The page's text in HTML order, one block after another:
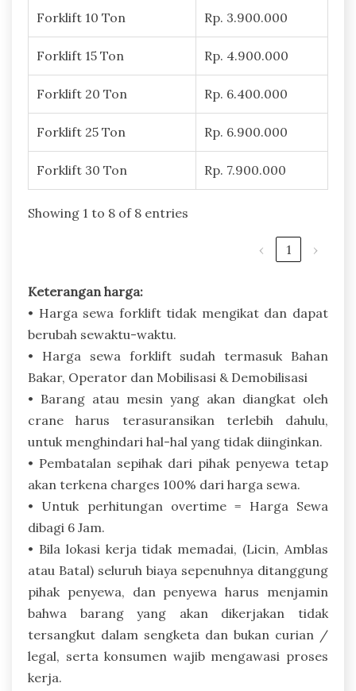
Forklift 10 Ton Rp. 3.900.000
Forklift 15 Ton Rp. 4.900.000
Forklift 20 Ton Rp. 6.400.000
Forklift 25 Ton Rp. 6.900.000
Forklift 30 Ton Rp. 7.900.000
Showing 1 to 8 of 8 entries
‹ 1 ›
Keterangan harga:
• Harga sewa forklift tidak mengikat dan dapat
berubah sewaktu-waktu.
• Harga sewa forklift sudah termasuk Bahan
Bakar, Operator dan Mobilisasi & Demobilisasi
• Barang atau mesin yang akan diangkat oleh
crane harus terasuransikan terlebih dahulu,
untuk menghindari hal-hal yang tidak diinginkan.
• Pembatalan sepihak dari pihak penyewa tetap
akan terkena charges 100% dari harga sewa.
• Untuk perhitungan overtime = Harga Sewa
dibagi 6 Jam.
• Bila lokasi kerja tidak memadai, (Licin, Amblas
atau Batal) seluruh biaya sepenuhnya ditanggung
pihak penyewa, dan penyewa harus menjamin
bahwa barang yang akan dikerjakan tidak
tersangkut dalam sengketa dan bukan curian /
legal, serta konsumen wajib mengawasi proses
kerja.